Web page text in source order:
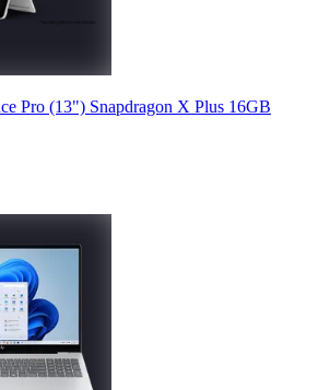
Pro (13") Snapdragon X Plus 16GB